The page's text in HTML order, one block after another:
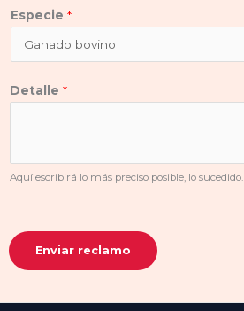
Especie *
Detalle *
Aquí escribirá lo más preciso posible, lo sucedido.
Enviar reclamo